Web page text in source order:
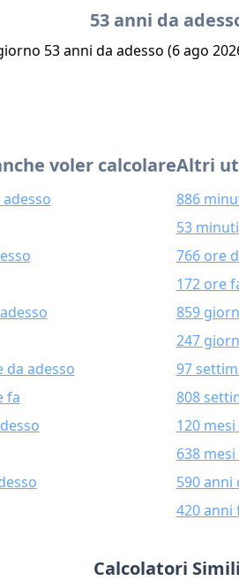
53 anni da
53 anni da adesso (6 ago
voler calcolare
da adesso
fa
Altri
886
53
766 ore
172 ore
859
247
97
808
120
638 mesi
590 anni
420 anni
Calcolatori Simili